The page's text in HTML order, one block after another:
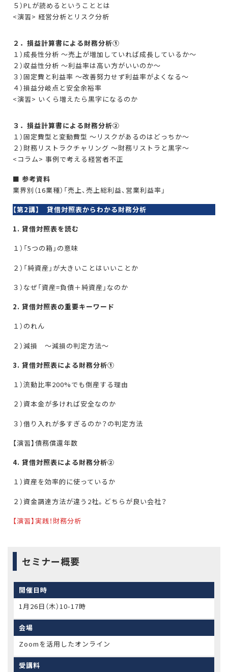
５）PLが読めるということとは
<演習> 経営分析とリスク分析
２．損益計算書による財務分析①
１）成長性分析 ～売上が増加していれば成長しているか～
２）収益性分析 ～利益率は高い方がいいのか～
３）固定費と利益率 ～改善努力せず利益率がよくなる～
４）損益分岐点と安全余裕率
<演習> いくら増えたら黒字になるのか
３．損益計算書による財務分析②
１）固定費型と変動費型 ～リスクがあるのはどっちか～
２）財務リストラクチャリング ～財務リストラと黒字～
<コラム> 事例で考える経営者不正
■ 参考資料
業界別（16業種）「売上、売上総利益、営業利益率」
【第2講】 貸借対照表からわかる財務分析
1. 貸借対照表を読む
１）「5つの箱」の意味
２）「純資産」が大きいことはいいことか
３）なぜ「資産=負債＋純資産」なのか
2. 貸借対照表の重要キーワード
１）のれん
２）減損 〜減損の判定方法〜
3. 貸借対照表による財務分析①
１）流動比率200%でも倒産する理由
２）資本金が多ければ安全なのか
３）借り入れが多すぎるのか？の判定方法
【演習】債務償還年数
4. 貸借対照表による財務分析②
１）資産を効率的に使っているか
２）資金調達方法が違う2社。どちらが良い会社？
【演習】実践！財務分析
セミナー概要
開催日時
1月26日（木）10-17時
会場
Zoomを活用したオンライン
受講料